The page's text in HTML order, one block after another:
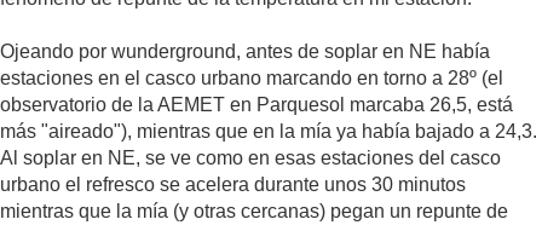
Ojeando por wunderground, antes de soplar en NE había
estaciones en el casco urbano marcando en torno a 28º (el
observatorio de la AEMET en Parquesol marcaba 26,5, está
más "aireado"), mientras que en la mía ya había bajado a 24,3.
Al soplar en NE, se ve como en esas estaciones del casco
urbano el refresco se acelera durante unos 30 minutos
mientras que la mía (y otras cercanas) pegan un repunte de